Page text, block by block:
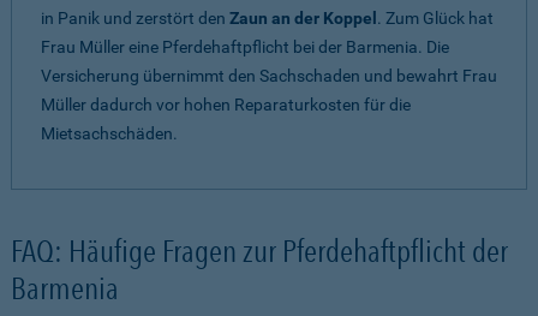
in Panik und zerstört den Zaun an der Koppel . Zum Glück hat
Frau Müller eine Pferdehaftpflicht bei der Barmenia. Die
Versicherung übernimmt den Sachschaden und bewahrt Frau
Müller dadurch vor hohen Reparaturkosten für die
Mietsachschäden.
FAQ: Häufige Fragen zur Pferdehaftpflicht der
Barmenia